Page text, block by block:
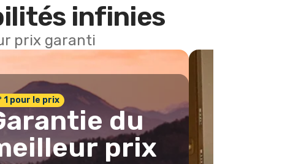
infinies
prix garanti
1 pour le prix
du
prix